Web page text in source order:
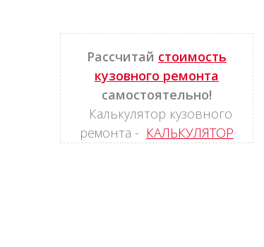
Рассчитай стоимость
кузовного ремонта
самостоятельно!
Калькулятор кузовного
ремонта - КАЛЬКУЛЯТОР